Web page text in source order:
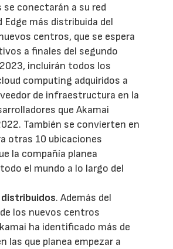
conectarán a su red
Edge más distribuida del
centros, que se espera
a finales del segundo
incluirán todos los
computing adquiridos a
de infraestructura en la
que Akamai
También se convierten en
otras 10 ubicaciones
la compañía planea
el mundo a lo largo del
. Además del
los nuevos centros
ha identificado más de
las que planea empezar a